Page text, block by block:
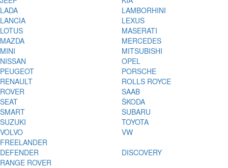
LADA
LAMBORHINI
LANCIA
LEXUS
LOTUS
MASERATI
MAZDA
MERCEDES
MINI
MITSUBISHI
NISSAN
OPEL
PEUGEOT
PORSCHE
RENAULT
ROLLS ROYCE
ROVER
SAAB
SEAT
ŠKODA
SMART
SUBARU
SUZUKI
TOYOTA
VOLVO
VW
FREELANDER
DEFENDER
DISCOVERY
RANGE ROVER